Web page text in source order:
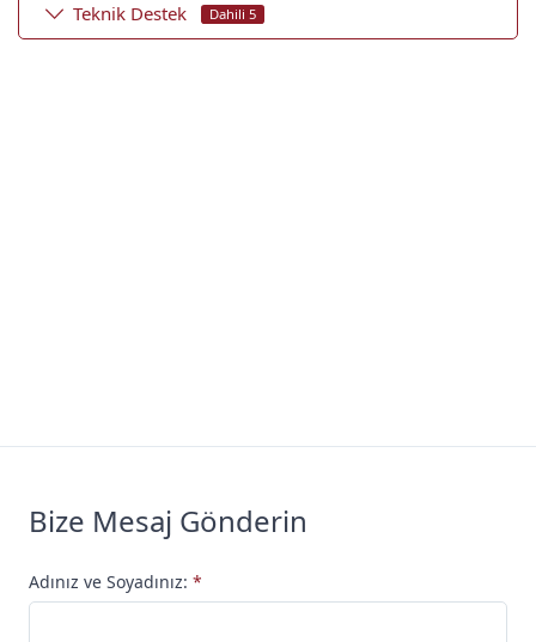
Teknik Destek Dahili 5
Bize Mesaj Gönderin
Adınız ve Soyadınız: *